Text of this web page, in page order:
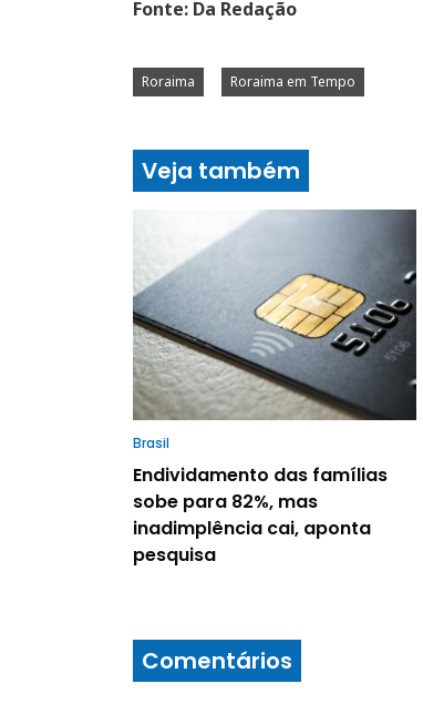
Fonte: Da Redação
Roraima Roraima em Tempo
Veja também
Brasil
Endividamento das famílias
sobe para 82%, mas
inadimplência cai, aponta
pesquisa
Comentários